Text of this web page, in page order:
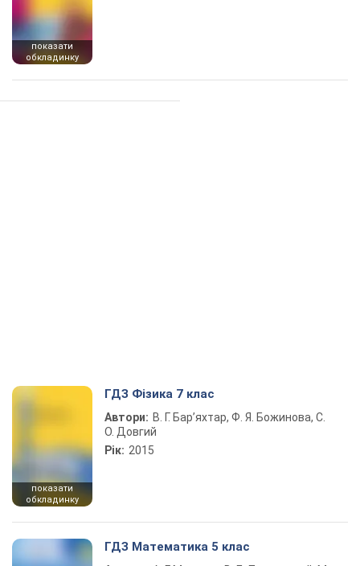
показати
обкладинку
показати
обкладинку
ГДЗ Фізика 7 клас
Автори: В. Г. Бар’яхтар, Ф. Я. Божинова, С.
О. Довгий
Рік: 2015
ГДЗ Математика 5 клас